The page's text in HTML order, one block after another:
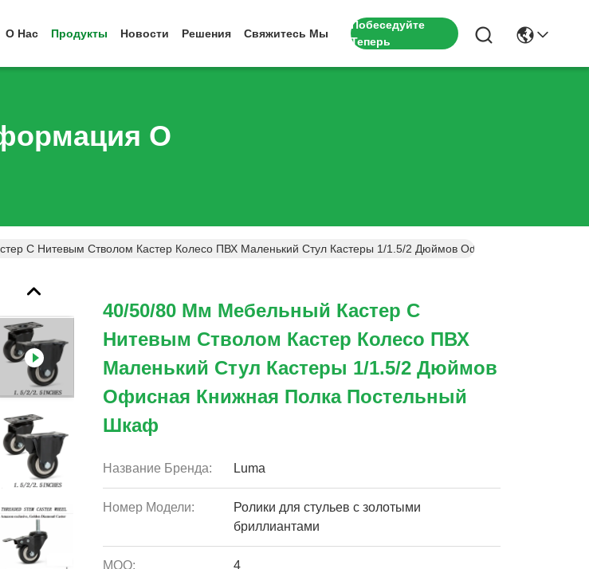
О Нас Продукты Новости Решения Свяжитесь Мы
Побеседуйте
Теперь
О
С Нитевым Стволом Кастер Колесо ПВХ Маленький Стул Кастеры 1/1.5/2 Дюймов Офисная Книжная
40/50/80 Мм Мебельный Кастер С
Нитевым Стволом Кастер Колесо ПВХ
Маленький Стул Кастеры 1/1.5/2 Дюймов
Офисная Книжная Полка Постельный
Шкаф
Название Бренда: Luma
Номер Модели:
Ролики для стульев с золотыми
бриллиантами
MOQ: 4